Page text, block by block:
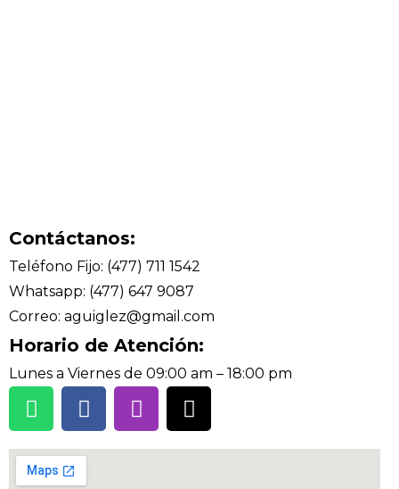
Contáctanos:
Teléfono Fijo: (477) 711 1542
Whatsapp: (477) 647 9087
Correo: aguiglez@gmail.com
Horario de Atención:
Lunes a Viernes de 09:00 am – 18:00 pm